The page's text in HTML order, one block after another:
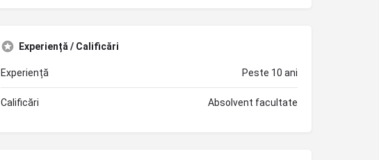
Experiență / Calificări
Experiență Peste 10 ani
Calificări Absolvent facultate